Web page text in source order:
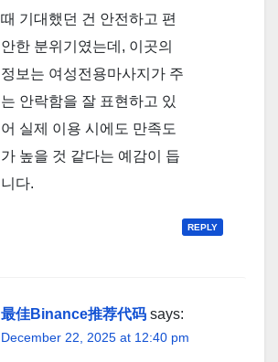
때 기대했던 건 안전하고 편
안한 분위기였는데, 이곳의
정보는 여성전용마사지가 주
는 안락함을 잘 표현하고 있
어 실제 이용 시에도 만족도
가 높을 것 같다는 예감이 듭
니다.
REPLY
最佳Binance推荐代码 says:
December 22, 2025 at 12:40 pm